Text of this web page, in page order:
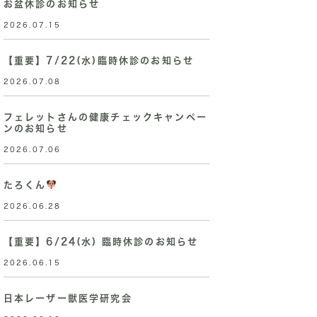
お盆休診のお知らせ
2026.07.15
【重要】7/22(水)臨時休診のお知らせ
2026.07.08
フェレットさんの健康チェックキャンペー
ンのお知らせ
2026.07.06
たろくん
2026.06.28
【重要】6/24(水) 臨時休診のお知らせ
2026.06.15
日本レーザー獣医学研究会